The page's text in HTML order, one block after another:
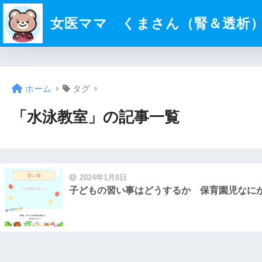
女医ママ くまさん（腎＆透析）
ホーム タグ
「水泳教室」の記事一覧
2024年1月8日
子どもの習い事はどうするか 保育園児なに